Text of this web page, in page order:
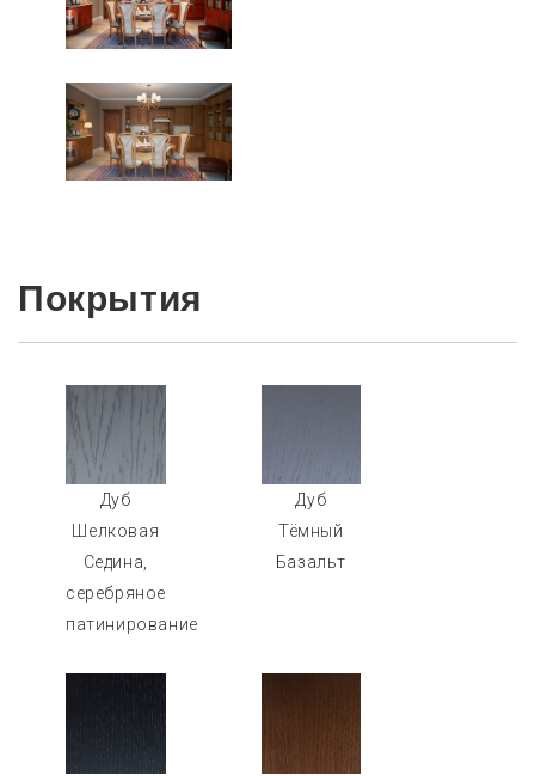
Покрытия
Дуб
Шелковая
Седина,
серебряное
патинирование
Дуб
Тёмный
Базальт